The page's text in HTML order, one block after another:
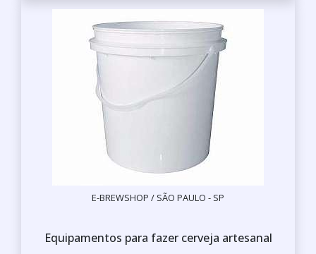
E-BREWSHOP / SÃO PAULO - SP
Equipamentos para fazer cerveja artesanal